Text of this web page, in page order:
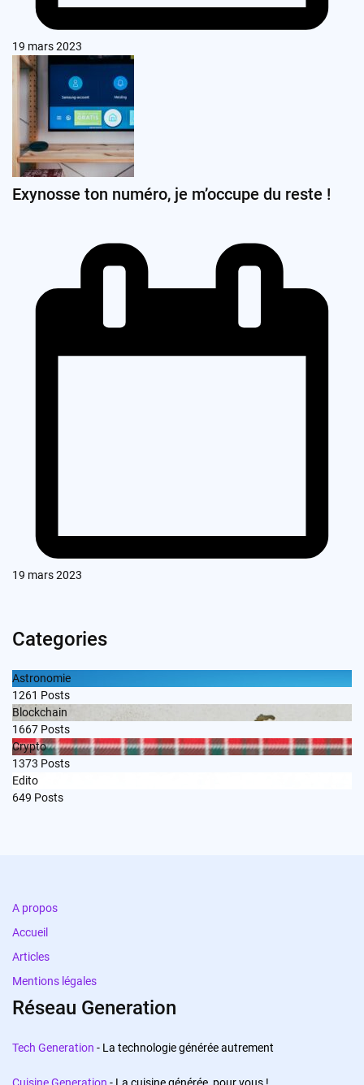
19 mars 2023
Exynosse ton numéro, je m’occupe du reste !
19 mars 2023
Categories
Astronomie
1261 Posts
Blockchain
1667 Posts
Crypto
1373 Posts
Edito
649 Posts
A propos
Accueil
Articles
Mentions légales
Réseau Generation
Tech Generation - La technologie générée autrement